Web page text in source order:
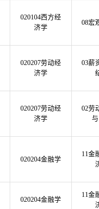
020104西方经
济学
08宏
020207劳动经
济学
03薪
020207劳动经
济学
02劳
020204金融学
11金
020204金融学
11金